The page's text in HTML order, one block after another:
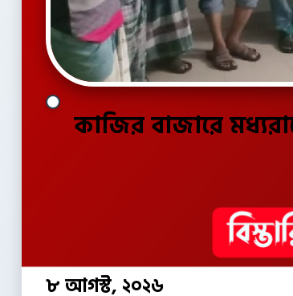
কাজির বাজারে মধ্যরাতে পুলিশের অভিযান : ১৫ জুয়ারি
৮ আগস্ট, ২০২৬